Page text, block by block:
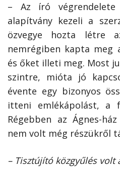
– Az író
alapítvány kezeli a
özvegye hozta létre
nemrégiben kapta meg
és őket illeti meg. Most
szintre, mióta jó
évente egy bizonyos
itteni emlékápolást, a
Régebben az Ágnes-
nem volt még részükről
– Tisztújító közgyűlés